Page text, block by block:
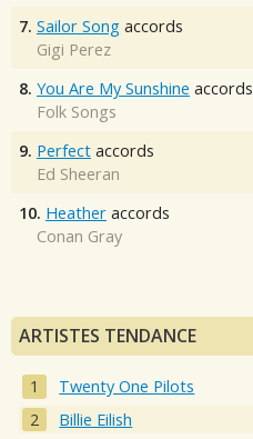
7. Sailor Song accords
Gigi Perez
8. You Are My Sunshine accords
Folk Songs
9. Perfect accords
Ed Sheeran
10. Heather accords
Conan Gray
ARTISTES TENDANCE
Twenty One Pilots
Billie Eilish